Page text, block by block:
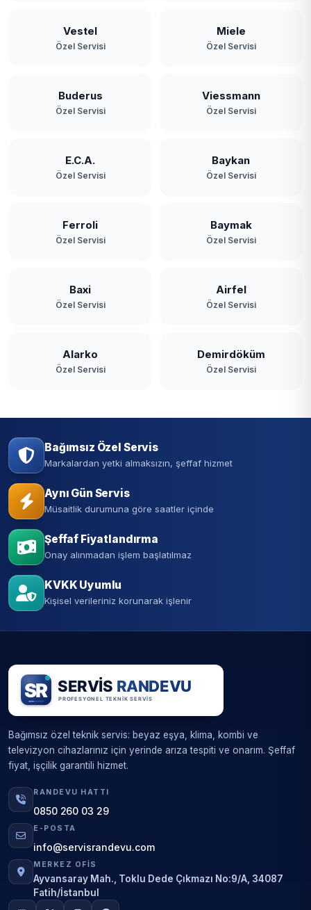
Vestel
Özel Servisi
Miele
Özel Servisi
Buderus
Özel Servisi
Viessmann
Özel Servisi
E.C.A.
Özel Servisi
Baykan
Özel Servisi
Ferroli
Özel Servisi
Baymak
Özel Servisi
Baxi
Özel Servisi
Airfel
Özel Servisi
Alarko
Özel Servisi
Demirdöküm
Özel Servisi
Bağımsız Özel Servis
Markalardan yetki almaksızın, şeffaf hizmet
Aynı Gün Servis
Müsaitlik durumuna göre saatler içinde
Şeffaf Fiyatlandırma
Onay alınmadan işlem başlatılmaz
KVKK Uyumlu
Kişisel verileriniz korunarak işlenir
Bağımsız özel teknik servis: beyaz eşya, klima, kombi ve
televizyon cihazlarınız için yerinde arıza tespiti ve onarım. Şeffaf
fiyat, işçilik garantili hizmet.
RANDEVU HATTI
0850 260 03 29
E-POSTA
info@servisrandevu.com
MERKEZ OFIS
Ayvansaray Mah., Toklu Dede Çıkmazı No:9/A, 34087
Fatih/İstanbul